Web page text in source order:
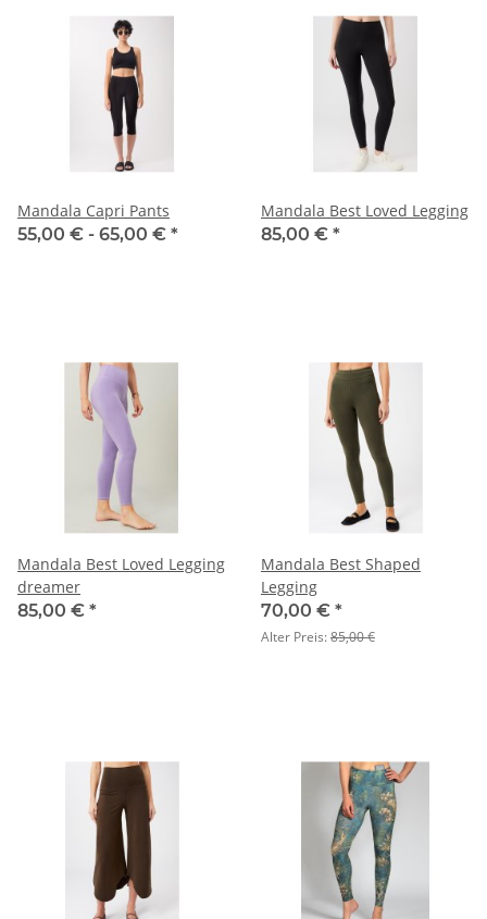
Mandala Capri Pants
55,00 € - 65,00 € *
Mandala Best Loved Legging
85,00 € *
Mandala Best Loved Legging
dreamer
85,00 € *
Mandala Best Shaped
Legging
70,00 € *
Alter Preis:85,00 €